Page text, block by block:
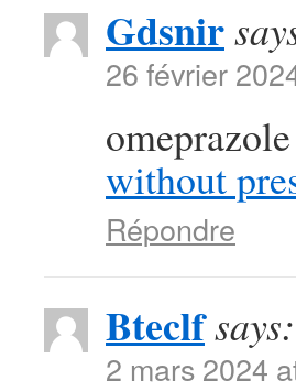
Gdsnir
26 février
without
Répondre
Bteclfsays:
2 mars 2024